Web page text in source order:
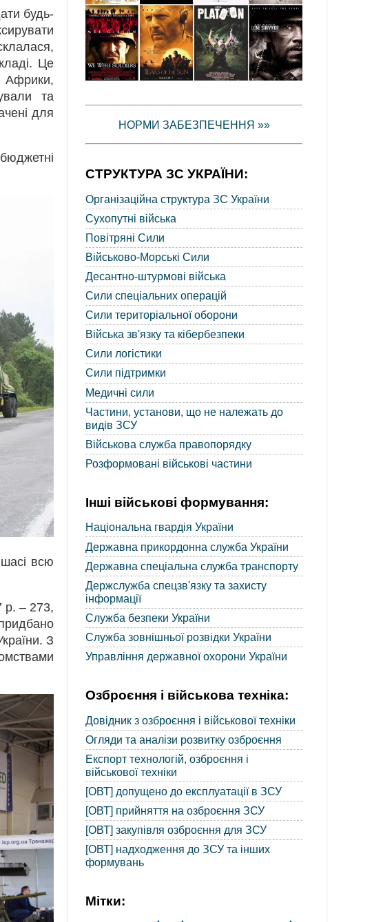
будь-
Це
Африки,
та
для
всю
р. – 273,
З
НОРМИ ЗАБЕЗПЕЧЕННЯ »»
СТРУКТУРА ЗС УКРАЇНИ:
Організаційна структура ЗС України
Сухопутні війська
Повітряні Сили
Військово-Морські Сили
Десантно-штурмові війська
Сили спеціальних операцій
Сили територіальної оборони
Війська зв'язку та кібербезпеки
Сили логістики
Сили підтримки
Медичні сили
Частини, установи, що не належать до
видів ЗСУ
Військова служба правопорядку
Розформовані військові частини
Інші військові формування:
Національна гвардія України
Державна прикордонна служба України
Державна спеціальна служба транспорту
Держслужба спецзв'язку та захисту
інформації
Служба безпеки України
Служба зовнішньої розвідки України
Управління державної охорони України
Озброєння і військова техніка:
Довідник з озброєння і військової техніки
Огляди та аналізи розвитку озброєння
Експорт технологій, озброєння і
військової техніки
[ОВТ] допущено до експлуатації в ЗСУ
[ОВТ] прийняття на озброєння ЗСУ
[ОВТ] закупівля озброєння для ЗСУ
[ОВТ] надходження до ЗСУ та інших
формувань
Мітки: